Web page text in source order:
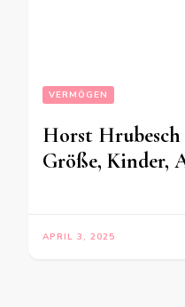
VERMÖGEN
Horst
Größe, Kinder,
APRIL 3, 2025